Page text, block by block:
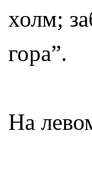
холм;
гора”.
На